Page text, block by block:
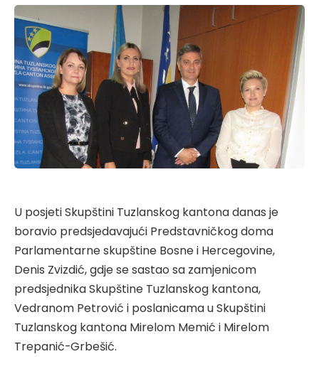
U posjeti Skupštini Tuzlanskog kantona danas je
boravio predsjedavajući Predstavničkog doma
Parlamentarne skupštine Bosne i Hercegovine,
Denis Zvizdić, gdje se sastao sa zamjenicom
predsjednika Skupštine Tuzlanskog kantona,
Vedranom Petrović i poslanicama u Skupštini
Tuzlanskog kantona Mirelom Memić i Mirelom
Trepanić-Grbešić.